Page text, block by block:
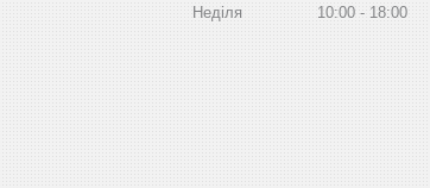
Неділя 10:00 18:00